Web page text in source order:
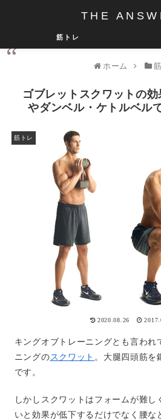
THE
筋トレ
ホーム
ゴブレットスクワットの
やダンベル・ケトルベル
筋トレ
2020.08.26
キングオブトレーニングとも言われ
ニングのスクワット 。大腿四頭筋を
です。
しかしスクワットはフォームが難し
いと効果が低下するだけでなく腰な